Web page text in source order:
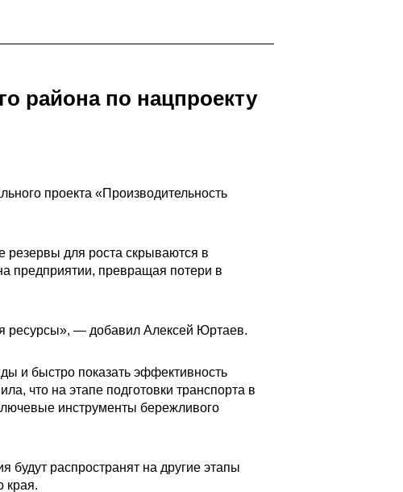
района по нацпроекту
проекта «Производительность
резервы для роста скрываются в
предприятии, превращая потери в
ресурсы», — добавил Алексей Юртаев.
и быстро показать эффективность
что на этапе подготовки транспорта в
инструменты бережливого
будут распространят на другие этапы
края.